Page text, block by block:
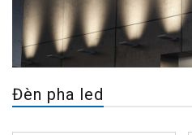
Đèn pha led